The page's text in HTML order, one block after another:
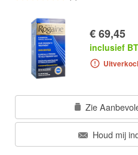
€ 69,45
inclusief
Zie
Houd mij